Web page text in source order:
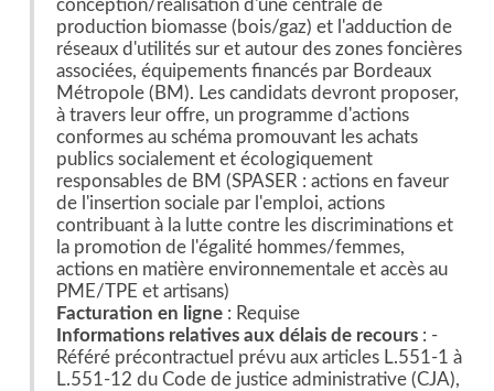
conception/réalisation d'une centrale de
production biomasse (bois/gaz) et l'adduction de
réseaux d'utilités sur et autour des zones foncières
associées, équipements financés par Bordeaux
Métropole (BM). Les candidats devront proposer,
à travers leur offre, un programme d'actions
conformes au schéma promouvant les achats
publics socialement et écologiquement
responsables de BM (SPASER : actions en faveur
de l'insertion sociale par l'emploi, actions
contribuant à la lutte contre les discriminations et
la promotion de l'égalité hommes/femmes,
actions en matière environnementale et accès au
PME/TPE et artisans)
Facturation en ligne: Requise
Informations relatives aux délais de recours : -
Référé précontractuel prévu aux articles L.551-1 à
L.551-12 du Code de justice administrative (CJA),